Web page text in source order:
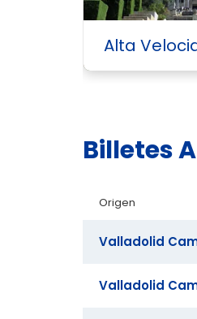
Alta
Billetes
Origen
Valladolid
Valladolid